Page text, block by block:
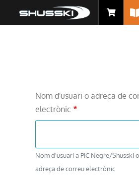
contingut
Nom d'usuari o adreça de
electrònic
Nom d'usuari a PIC Negre/Shusski
adreça de correu electrònic